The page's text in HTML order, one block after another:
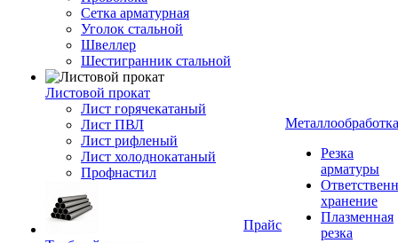
Сетка арматурная
Уголок стальной
Швеллер
Шестигранник стальной
Листовой прокат
Лист горячекатаный
Лист ПВЛ
Лист рифленый
Лист холоднокатаный
Профнастил
Прайс
Металлообработка
Резка
арматуры
хранение
Плазменная
резка